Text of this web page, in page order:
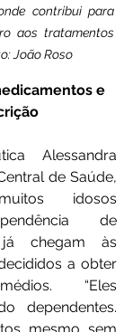
contribui para
aos tratamentos
João Roso
e
de Saúde,
idosos
de
chegam às
a obter
“Eles
dependentes.